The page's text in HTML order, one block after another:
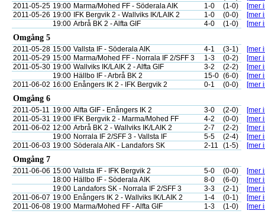
2011-05-25 19:00 Marma/Mohed FF - Söderala AIK 1-0 (1-0)
[mer
2011-05-26 19:00 IFK Bergvik 2 - Wallviks IK/LAIK 2 1-0 (0-0)
[mer
19:00 Arbrå BK 2 - Alfta GIF 4-0 (1-0) [mer
Omgång 5
2011-05-28 15:00 Vallsta IF - Söderala AIK 4-1 (3-1)
[mer
2011-05-29 15:00 Marma/Mohed FF - Norrala IF 2/SFF 3 1-3 (0-2)
[mer
2011-05-30 19:00 Wallviks IK/LAIK 2 - Alfta GIF 3-2 (2-2)
[mer
19:00 Hällbo IF - Arbrå BK 2 15-0 (6-0)
[mer
2011-06-02 16:00 Enångers IK 2 - IFK Bergvik 2 0-1 (0-0) [mer
Omgång 6
2011-05-11 19:00 Alfta GIF - Enångers IK 2 3-0 (2-0)
[mer
2011-05-31 19:00 IFK Bergvik 2 - Marma/Mohed FF 4-2 (0-0)
[mer
2011-06-02 12:00 Arbrå BK 2 - Wallviks IK/LAIK 2 2-7 (2-2)
[mer
19:00 Norrala IF 2/SFF 3 - Vallsta IF 5-5 (2-4)
[mer
2011-06-03 19:00 Söderala AIK - Landafors SK 2-11 (1-5) [mer
Omgång 7
2011-06-06 15:00 Vallsta IF - IFK Bergvik 2 5-0 (0-0)
[mer
18:00 Hällbo IF - Söderala AIK 8-0 (6-0)
[mer
19:00 Landafors SK - Norrala IF 2/SFF 3 3-3 (2-1)
[mer
2011-06-07 19:00 Enångers IK 2 - Wallviks IK/LAIK 2 1-4 (0-1)
[mer
2011-06-08 19:00 Marma/Mohed FF - Alfta GIF 1-3 (1-0) [mer